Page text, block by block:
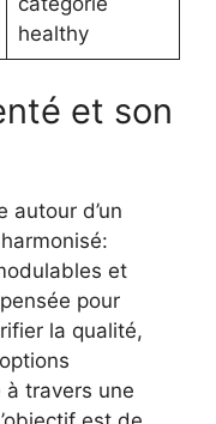
healthy
et son
autour d’un
et
pour
la qualité,
travers une